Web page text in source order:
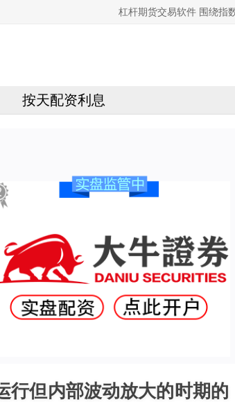
杠杆期货交易软件 围绕指
按天配资利息
行但内部波动放大的时期的